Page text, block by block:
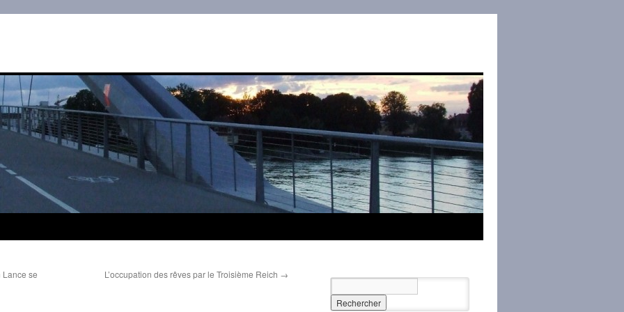
Lance se
L’occupation des rêves par le Troisième Reich →